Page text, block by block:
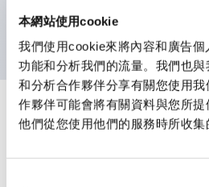
本網站使用cookie
我們使用cookie來將內容和廣告
功能和分析我們的流量。我們也
和分析合作夥伴分享有關您使用
作夥伴可能會將有關資料與您所
他們從您使用他們的服務時所收集
UL、CSA、TÜV、CCC認證產
規格
審美規範